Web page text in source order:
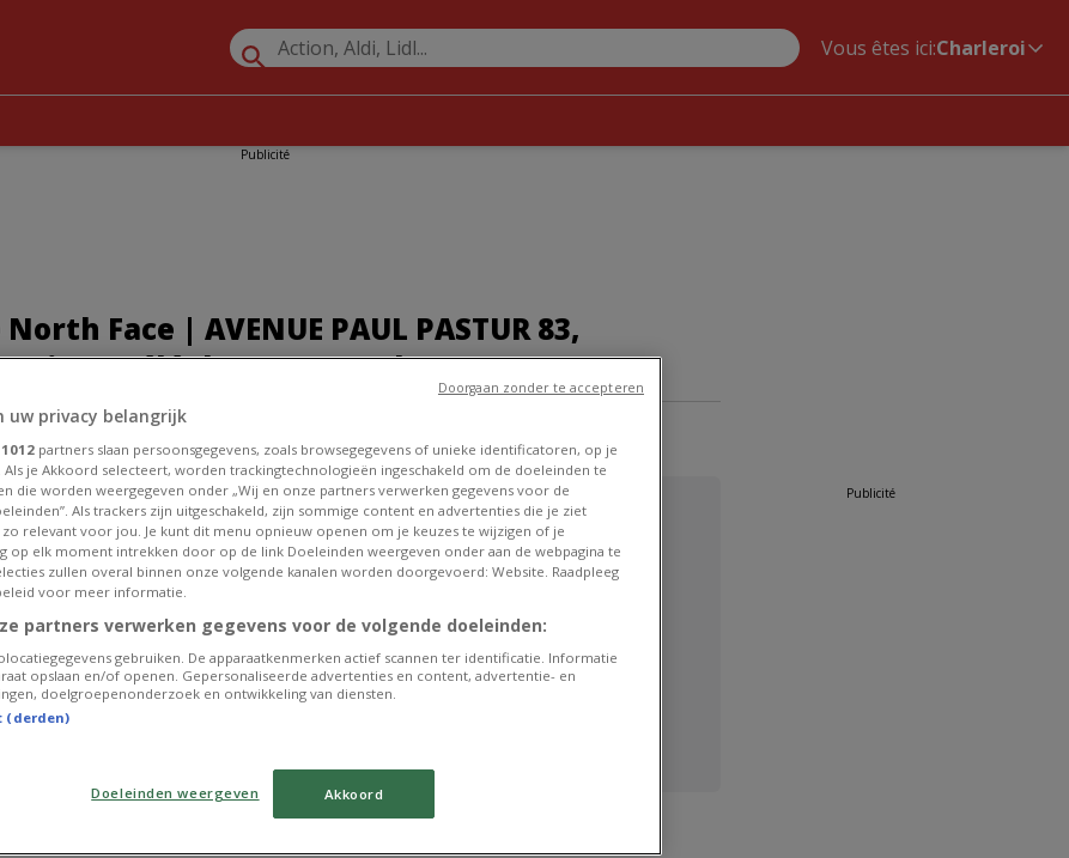
Vous êtes ici:Charleroi
Publicité
Face | AVENUE PAUL PASTUR 83,
Téléphone et Catalogues
» Promos Sport à Charleroi
PAUL PASTUR 83
Publicité
Publicité
uw privacy belangrijk
1012 partners slaan persoonsgegevens, zoals browsegegevens of unieke identificatoren, op je
Als je Akkoord selecteert, worden trackingtechnologieën ingeschakeld om de doeleinden te
die worden weergegeven onder „Wij en onze partners verwerken gegevens voor de
Als trackers zijn uitgeschakeld, zijn sommige content en advertenties die je ziet
relevant voor jou. Je kunt dit menu opnieuw openen om je keuzes te wijzigen of je
op elk moment intrekken door op de link Doeleinden weergeven onder aan de webpagina te
zullen overal binnen onze volgende kanalen worden doorgevoerd: Website. Raadpleeg
voor meer informatie.
partners verwerken gegevens voor de volgende doeleinden:
gebruiken. De apparaatkenmerken actief scannen ter identificatie. Informatie
opslaan en/of openen. Gepersonaliseerde advertenties en content, advertentie- en
doelgroepenonderzoek en ontwikkeling van diensten.
(derden)
Doeleinden weergeven Akkoord
Doorgaan zonder te accepteren